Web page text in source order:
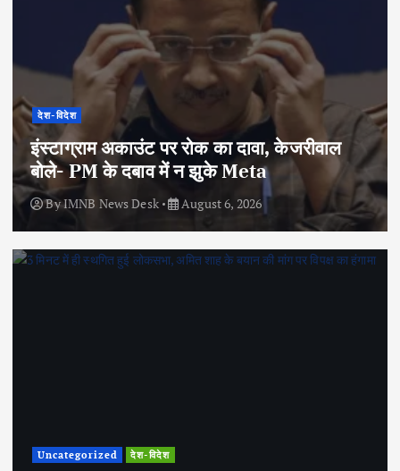
देश-विदेश
इंस्टाग्राम अकाउंट पर रोक का दावा, केजरीवाल
बोले- PM के दबाव में न झुके Meta
ByIMNB News Desk August 6, 2026
Uncategorized देश-विदेश